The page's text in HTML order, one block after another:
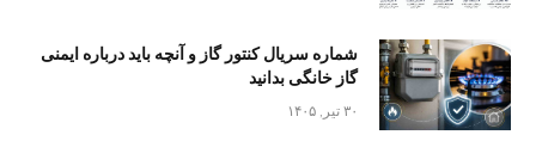
شماره سریال کنتور گاز و آنچه باید درباره ایمنی
گاز خانگی بدانید
۳۰ تیر, ۱۴۰۵